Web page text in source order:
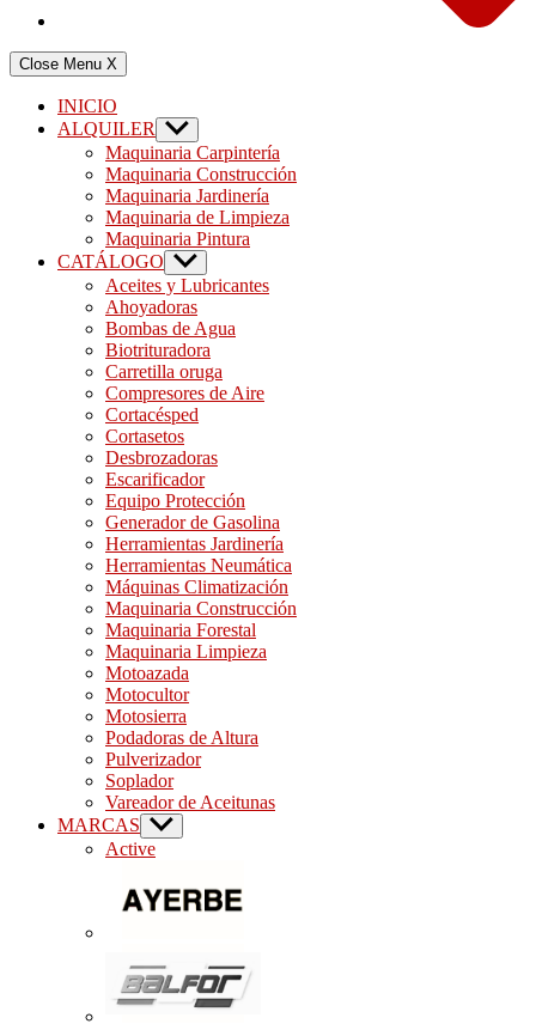
Close Menu X
INICIO
ALQUILER
Show
sub
menu
Maquinaria Carpintería
Maquinaria Construcción
Maquinaria Jardinería
Maquinaria de Limpieza
Maquinaria Pintura
CATÁLOGO Show
sub
menu
Aceites y Lubricantes
Ahoyadoras
Bombas de Agua
Biotrituradora
Carretilla oruga
Compresores de Aire
Cortacésped
Cortasetos
Desbrozadoras
Escarificador
Equipo Protección
Generador de Gasolina
Herramientas Jardinería
Herramientas Neumática
Máquinas Climatización
Maquinaria Construcción
Maquinaria Forestal
Maquinaria Limpieza
Motoazada
Motocultor
Motosierra
Podadoras de Altura
Pulverizador
Soplador
Vareador de Aceitunas
MARCAS Show
sub
menu
Active